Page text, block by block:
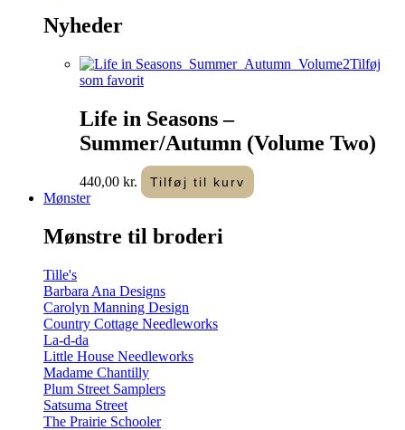
Nyheder
Tilføj
som favorit
Life in Seasons –
Summer/Autumn (Volume Two)
440,00 kr. Tilføj til kurv
Mønster
Mønstre til broderi
Tille's
Barbara Ana Designs
Carolyn Manning Design
Country Cottage Needleworks
La-d-da
Little House Needleworks
Madame Chantilly
Plum Street Samplers
Satsuma Street
The Prairie Schooler